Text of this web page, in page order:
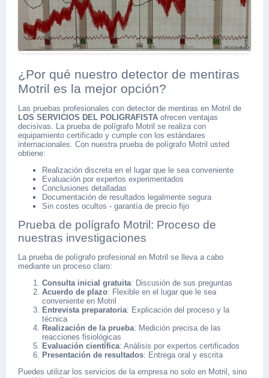
¿Por qué nuestro detector de mentiras
Motril es la mejor opción?
Las pruebas profesionales con detector de mentiras en Motril de
LOS SERVICIOS DEL POLIGRAFISTA ofrecen ventajas
decisivas. La prueba de polígrafo Motril se realiza con
equipamiento certificado y cumple con los estándares
internacionales. Con nuestra prueba de polígrafo Motril usted
obtiene:
Realización discreta en el lugar que le sea conveniente
Evaluación por expertos experimentados
Conclusiones detalladas
Documentación de resultados legalmente segura
Sin costes ocultos - garantía de precio fijo
Prueba de polígrafo Motril: Proceso de
nuestras investigaciones
La prueba de polígrafo profesional en Motril se lleva a cabo
mediante un proceso claro:
Consulta inicial gratuita: Discusión de sus preguntas
Acuerdo de plazo: Flexible en el lugar que le sea
conveniente en Motril
Entrevista preparatoria: Explicación del proceso y la
técnica
Realización de la prueba: Medición precisa de las
reacciones fisiológicas
Evaluación científica: Análisis por expertos certificados
Presentación de resultados: Entrega oral y escrita
Puedes utilizar los servicios de la empresa no solo en Motril, sino